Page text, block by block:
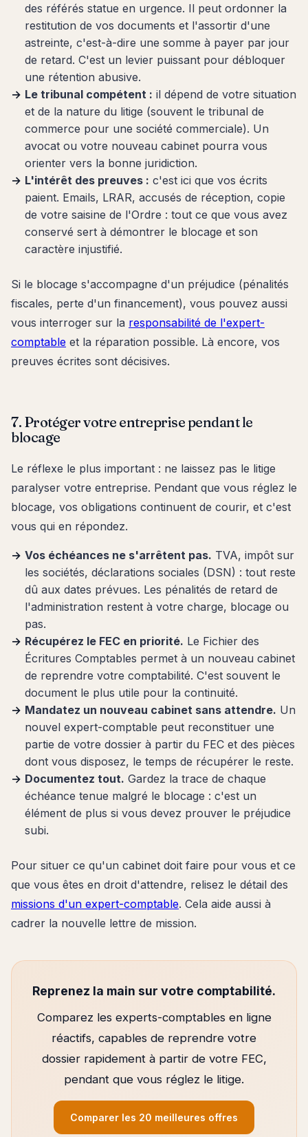
des référés statue en urgence. Il peut ordonner la
restitution de vos documents et l'assortir d'une
astreinte, c'est-à-dire une somme à payer par jour
de retard. C'est un levier puissant pour débloquer
une rétention abusive.
Le tribunal compétent : il dépend de votre situation
et de la nature du litige (souvent le tribunal de
commerce pour une société commerciale). Un
avocat ou votre nouveau cabinet pourra vous
orienter vers la bonne juridiction.
L'intérêt des preuves : c'est ici que vos écrits
paient. Emails, LRAR, accusés de réception, copie
de votre saisine de l'Ordre : tout ce que vous avez
conservé sert à démontrer le blocage et son
caractère injustifié.
Si le blocage s'accompagne d'un préjudice (pénalités
fiscales, perte d'un financement), vous pouvez aussi
vous interroger sur la responsabilité de l'expert-
comptable et la réparation possible. Là encore, vos
preuves écrites sont décisives.
7. Protéger votre entreprise pendant le
blocage
Le réflexe le plus important : ne laissez pas le litige
paralyser votre entreprise. Pendant que vous réglez le
blocage, vos obligations continuent de courir, et c'est
vous qui en répondez.
Vos échéances ne s'arrêtent pas. TVA, impôt sur
les sociétés, déclarations sociales (DSN) : tout reste
dû aux dates prévues. Les pénalités de retard de
l'administration restent à votre charge, blocage ou
pas.
Récupérez le FEC en priorité. Le Fichier des
Écritures Comptables permet à un nouveau cabinet
de reprendre votre comptabilité. C'est souvent le
document le plus utile pour la continuité.
Mandatez un nouveau cabinet sans attendre. Un
nouvel expert-comptable peut reconstituer une
partie de votre dossier à partir du FEC et des pièces
dont vous disposez, le temps de récupérer le reste.
Documentez tout. Gardez la trace de chaque
échéance tenue malgré le blocage : c'est un
élément de plus si vous devez prouver le préjudice
subi.
Pour situer ce qu'un cabinet doit faire pour vous et ce
que vous êtes en droit d'attendre, relisez le détail des
missions d'un expert-comptable. Cela aide aussi à
cadrer la nouvelle lettre de mission.
Reprenez la main sur votre comptabilité.
Comparez les experts-comptables en ligne
réactifs, capables de reprendre votre
dossier rapidement à partir de votre FEC,
pendant que vous réglez le litige.
Comparer les 20 meilleures offres